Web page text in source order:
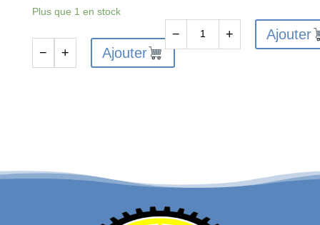
Plus que 1 en stock
complet
− + Ajouter
FTX
Rokatan
− + Ajouter